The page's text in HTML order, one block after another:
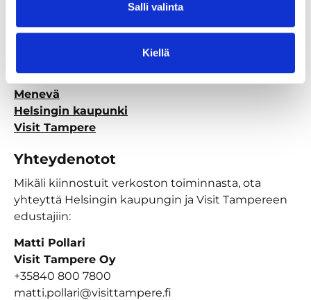
Salli valinta
Kiellä
Suomenlinna
Korkeasaari
Menevä
Helsingin kaupunki
Visit Tampere
Yhteydenotot
Mikäli kiinnostuit verkoston toiminnasta, ota
yhteyttä Helsingin kaupungin ja Visit Tampereen
edustajiin:
Matti Pollari
Visit Tampere Oy
+35840 800 7800
matti.pollari@visittampere.fi